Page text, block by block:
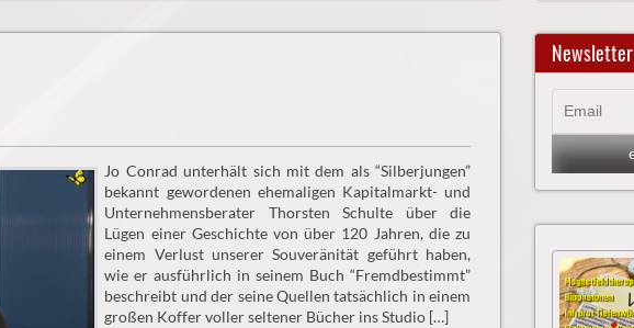
Jo Conrad unterhält sich mit dem als “Silberjungen”
bekannt gewordenen ehemaligen Kapitalmarkt- und
Unternehmensberater Thorsten Schulte über die
Lügen einer Geschichte von über 120 Jahren, die zu
einem Verlust unserer Souveränität geführt haben,
wie er ausführlich in seinem Buch “Fremdbestimmt”
beschreibt und der seine Quellen tatsächlich in einem
großen Koffer voller seltener Bücher ins Studio […]
Newsletter